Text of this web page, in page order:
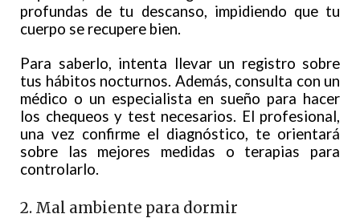
profundas de tu descanso, impidiendo que tu
cuerpo se recupere bien.
Para saberlo, intenta llevar un registro sobre
tus hábitos nocturnos. Además, consulta con un
médico o un especialista en sueño para hacer
los chequeos y test necesarios. El profesional,
una vez confirme el diagnóstico, te orientará
sobre las mejores medidas o terapias para
controlarlo.
2. Mal ambiente para dormir